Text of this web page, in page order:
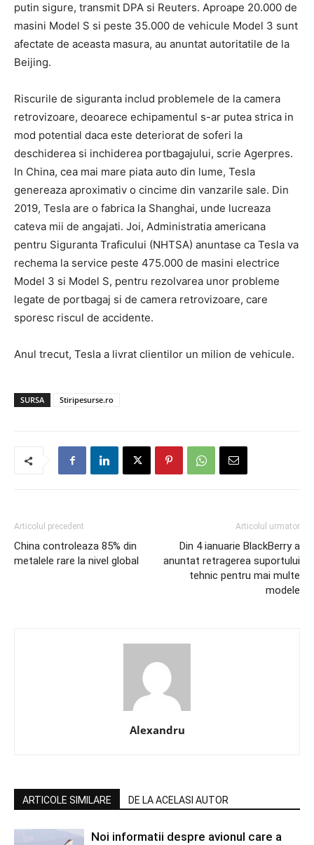
putin sigure, transmit DPA si Reuters. Aproape 20.000 de
masini Model S si peste 35.000 de vehicule Model 3 sunt
afectate de aceasta masura, au anuntat autoritatile de la
Beijing.
Riscurile de siguranta includ problemele de la camera
retrovizoare, deoarece echipamentul s-ar putea strica in
mod potential daca este deteriorat de soferi la
deschiderea si inchiderea portbagajului, scrie Agerpres.
In China, cea mai mare piata auto din lume, Tesla
genereaza aproximativ o cincime din vanzarile sale. Din
2019, Tesla are o fabrica la Shanghai, unde lucreaza
cateva mii de angajati. Joi, Administratia americana
pentru Siguranta Traficului (NHTSA) anuntase ca Tesla va
rechema la service peste 475.000 de masini electrice
Model 3 si Model S, pentru rezolvarea unor probleme
legate de portbagaj si de camera retrovizoare, care
sporesc riscul de accidente.
Anul trecut, Tesla a livrat clientilor un milion de vehicule.
SURSA Stiripesurse.ro
Articolul precedent
China controleaza 85% din
metalele rare la nivel global
Articolul urmator
Din 4 ianuarie BlackBerry a
anuntat retragerea suportului
tehnic pentru mai multe
modele
Alexandru
ARTICOLE SIMILARE DE LA ACELASI AUTOR
Noi informatii despre avionul care a